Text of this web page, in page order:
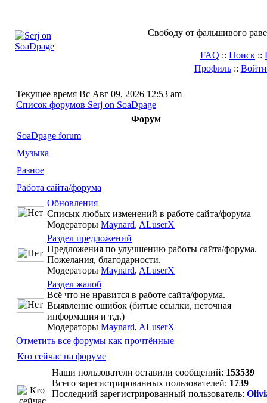
Свободу от фальшивого
FAQ :: Поиск ::
Профиль::
Текущее время Вс Авг 09, 2026 12:53 am
Список форумов Serj on SoaDpage
Форум
SoaDpage forum
Музыка
Разное
Работа сайта/форума
Обновления
Списык любых изменений в работе сайта/форума
Модераторы Maynard, ALuserX
Раздел предложений
Предложения по улучшению работы сайта/форума.
Пожелания, благодарности.
Модераторы Maynard, ALuserX
Раздел жалоб
Всё что не нравится в работе сайта/форума.
Выявление ошибок (битые ссылки, неточная
информация и т.д.)
Модераторы Maynard, ALuserX
Отметить все форумы как прочтённые
Кто сейчас на форуме
Наши пользователи оставили сообщений: 153539
Всего зарегистрированных пользователей: 1739
Последний зарегистрированный пользователь: